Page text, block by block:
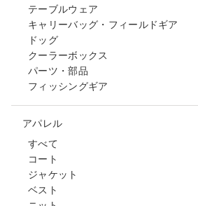
テーブルウェア
キャリーバッグ・フィールドギア
ドッグ
クーラーボックス
パーツ・部品
フィッシングギア
アパレル
すべて
コート
ジャケット
ベスト